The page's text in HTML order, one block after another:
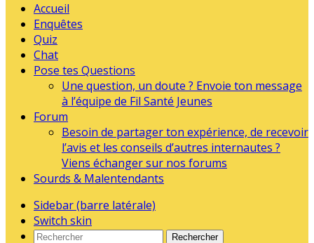
Accueil
Enquêtes
Quiz
Chat
Pose tes Questions
Une question, un doute ? Envoie ton message
à l’équipe de Fil Santé Jeunes
Forum
Besoin de partager ton expérience, de recevoir
l’avis et les conseils d’autres internautes ?
Viens échanger sur nos forums
Sourds & Malentendants
Sidebar (barre latérale)
Switch skin
Rechercher